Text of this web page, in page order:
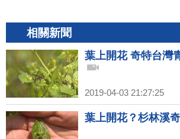
相關新聞
葉上開花 奇特台灣
2019-04-03 21:27:25
葉上開花？杉林溪